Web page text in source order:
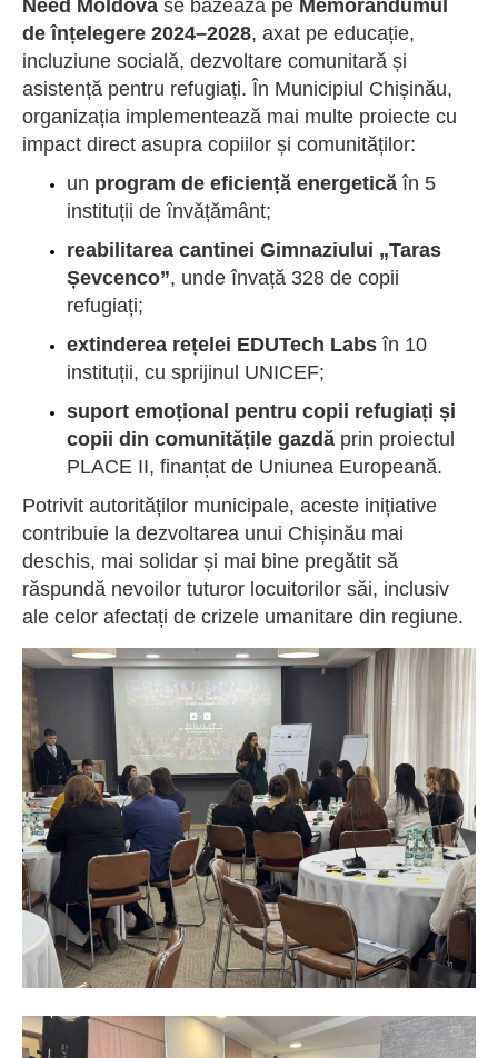
Need Moldova se bazează pe Memorandumul
de înțelegere 2024–2028, axat pe educație,
incluziune socială, dezvoltare comunitară și
asistență pentru refugiați. În Municipiul Chișinău,
organizația implementează mai multe proiecte cu
impact direct asupra copiilor și comunităților:
un program de eficiență energetică în 5
instituții de învățământ;
reabilitarea cantinei Gimnaziului „Taras
Șevcenco”, unde învață 328 de copii
refugiați;
extinderea rețelei EDUTech Labs în 10
instituții, cu sprijinul UNICEF;
suport emoțional pentru copii refugiați și
copii din comunitățile gazdă prin proiectul
PLACE II, finanțat de Uniunea Europeană.
Potrivit autorităților municipale, aceste inițiative
contribuie la dezvoltarea unui Chișinău mai
deschis, mai solidar și mai bine pregătit să
răspundă nevoilor tuturor locuitorilor săi, inclusiv
ale celor afectați de crizele umanitare din regiune.